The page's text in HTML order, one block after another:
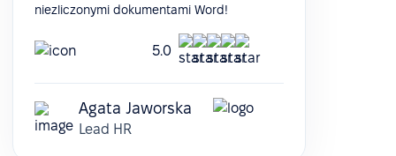
niezliczonymi dokumentami Word!
5.0
Agata Jaworska
Lead HR